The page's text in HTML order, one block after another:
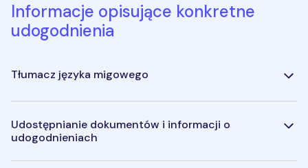
Informacje opisujące konkretne
udogodnienia
Tłumacz języka migowego
Udostępnianie dokumentów i informacji o
udogodnieniach